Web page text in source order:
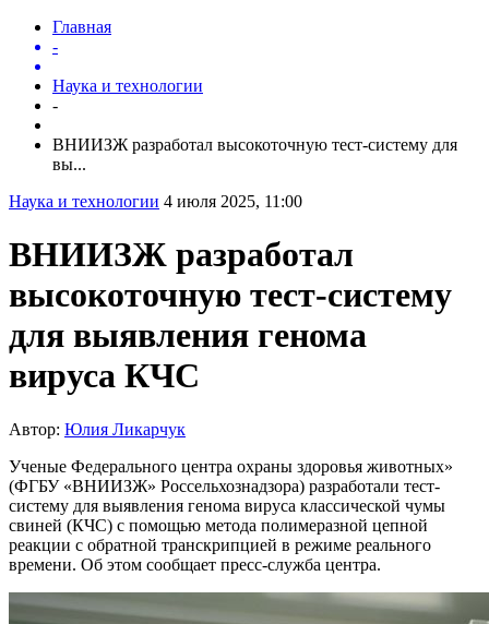
Главная
-
Наука и технологии
-
ВНИИЗЖ разработал высокоточную тест-систему для
вы...
Наука и технологии 4 июля 2025, 11:00
ВНИИЗЖ разработал
высокоточную тест-систему
для выявления генома
вируса КЧС
Автор: Юлия Ликарчук
Ученые Федерального центра охраны здоровья животных»
(ФГБУ «ВНИИЗЖ» Россельхознадзора) разработали тест-
систему для выявления генома вируса классической чумы
свиней (КЧС) с помощью метода полимеразной цепной
реакции с обратной транскрипцией в режиме реального
времени. Об этом сообщает пресс-служба центра.